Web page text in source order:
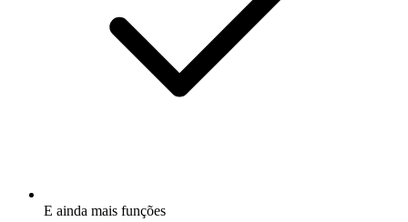
E ainda mais funções